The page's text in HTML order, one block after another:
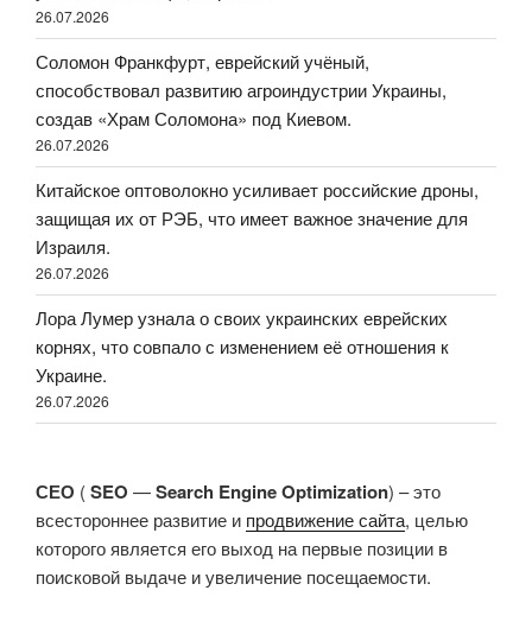
26.07.2026
Соломон Франкфурт, еврейский учёный,
способствовал развитию агроиндустрии Украины,
создав «Храм Соломона» под Киевом.
26.07.2026
Китайское оптоволокно усиливает российские дроны,
защищая их от РЭБ, что имеет важное значение для
Израиля.
26.07.2026
Лора Лумер узнала о своих украинских еврейских
корнях, что совпало с изменением её отношения к
Украине.
26.07.2026
СЕО (SEO —Search Engine Optimization) – это
всестороннее развитие и продвижение сайта, целью
которого является его выход на первые позиции в
поисковой выдаче и увеличение посещаемости.